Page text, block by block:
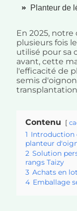
Planteur de
En 2025,
plusieurs fois
utilisé pour sa
avant, cette
l'efficacité de
semis
Contenu
1 Introduction
planteur
2 Solution
rangs Taizy
3 Achats en
4 Emballage